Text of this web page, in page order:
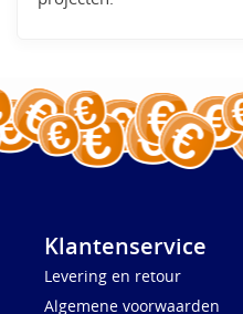
Klantenservice
Levering en retour
Algemene voorwaarden